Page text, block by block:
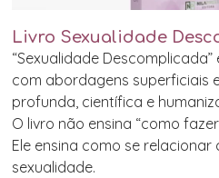
Livro Sexualidade
“Sexualidade
com abordagens superficiais
profunda, científica e
O livro não ensina “como fazer
Ele ensina como se
sexualidade.